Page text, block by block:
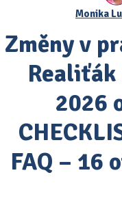
Monika
Změny v
2026
FAQ – 16